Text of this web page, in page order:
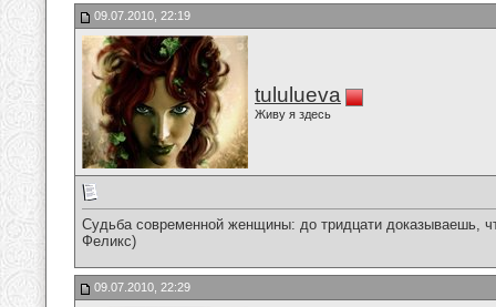
09.07.2010, 22:19
tululueva
Живу я здесь
Cудьба современной женщины: до тридцати доказываешь,
Феликс)
09.07.2010, 22:29